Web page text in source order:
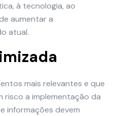
à tecnologia, ao
aumentar a
atual.
mais relevantes e que
a implementação da
informações devem